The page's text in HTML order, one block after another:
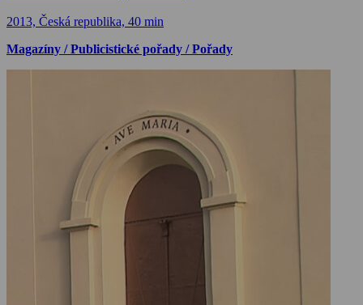
2013, Česká republika, 40 min
Magazíny / Publicistické pořady / Pořady